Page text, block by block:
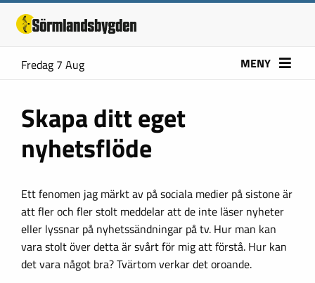
Fredag 7 Aug MENY
Skapa ditt eget
nyhetsflöde
Ett fenomen jag märkt av på sociala medier på sistone är
att fler och fler stolt meddelar att de inte läser nyheter
eller lyssnar på nyhetssändningar på tv. Hur man kan
vara stolt över detta är svårt för mig att förstå. Hur kan
det vara något bra? Tvärtom verkar det oroande.